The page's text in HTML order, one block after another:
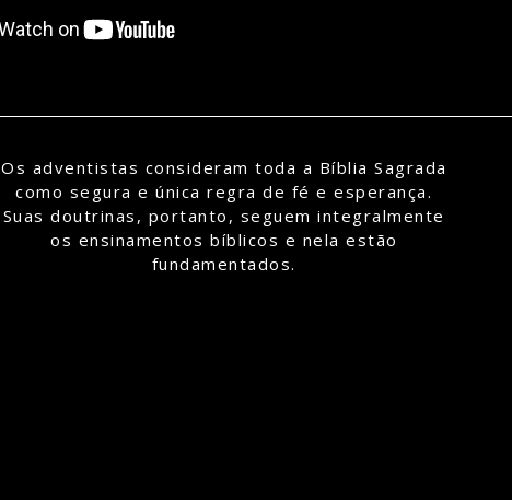
Os adventistas consideram toda a Bíblia Sagrada
como segura e única regra de fé e esperança.
Suas doutrinas, portanto, seguem integralmente
os ensinamentos bíblicos e nela estão
fundamentados.